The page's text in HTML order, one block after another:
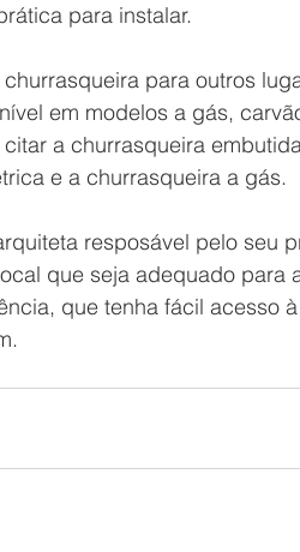
para instalar.
para outros
em modelos a gás,
a churrasqueira
e a churrasqueira a gás.
resposável pelo seu
que seja adequado para
que tenha fácil acesso